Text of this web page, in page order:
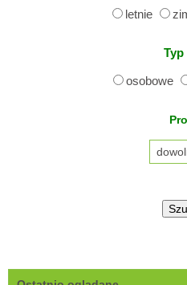
letnie
Typ
osobowe